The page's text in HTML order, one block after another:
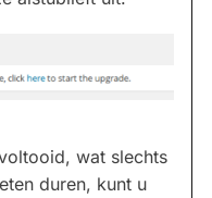
wat slechts
duren, kunt u